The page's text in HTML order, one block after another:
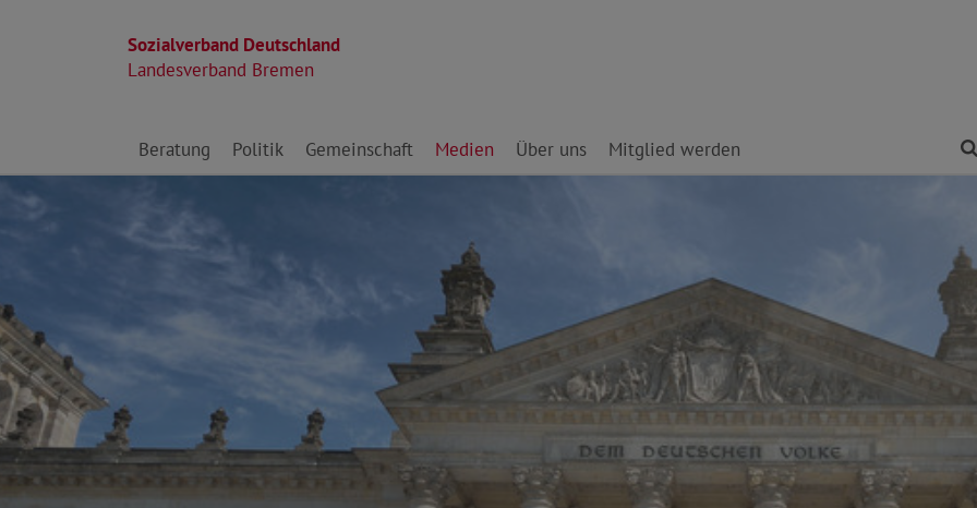
Sozialverband Deutschland
Landesverband Bremen
Direkt zu den Inhalten springen
Beratung Politik Gemeinschaft Medien Über uns Mitglied werden